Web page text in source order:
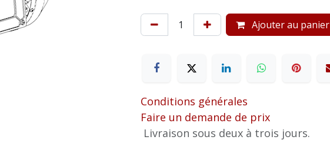
Ajouter au panier
Conditions générales
Faire un demande de prix
Livraison sous deux à trois jours.